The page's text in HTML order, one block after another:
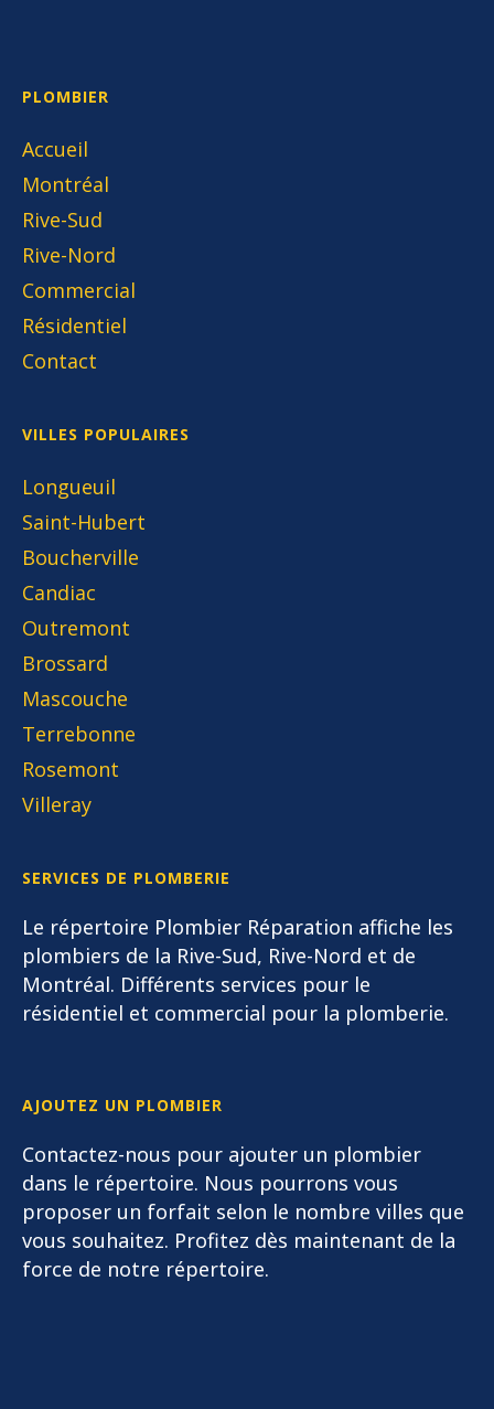
PLOMBIER
Accueil
Montréal
Rive-Sud
Rive-Nord
Commercial
Résidentiel
Contact
VILLES POPULAIRES
Longueuil
Saint-Hubert
Boucherville
Candiac
Outremont
Brossard
Mascouche
Terrebonne
Rosemont
Villeray
SERVICES DE PLOMBERIE
Le répertoire Plombier Réparation affiche les
plombiers de la Rive-Sud, Rive-Nord et de
Montréal. Différents services pour le
résidentiel et commercial pour la plomberie.
AJOUTEZ UN PLOMBIER
Contactez-nous pour ajouter un plombier
dans le répertoire. Nous pourrons vous
proposer un forfait selon le nombre villes que
vous souhaitez. Profitez dès maintenant de la
force de notre répertoire.